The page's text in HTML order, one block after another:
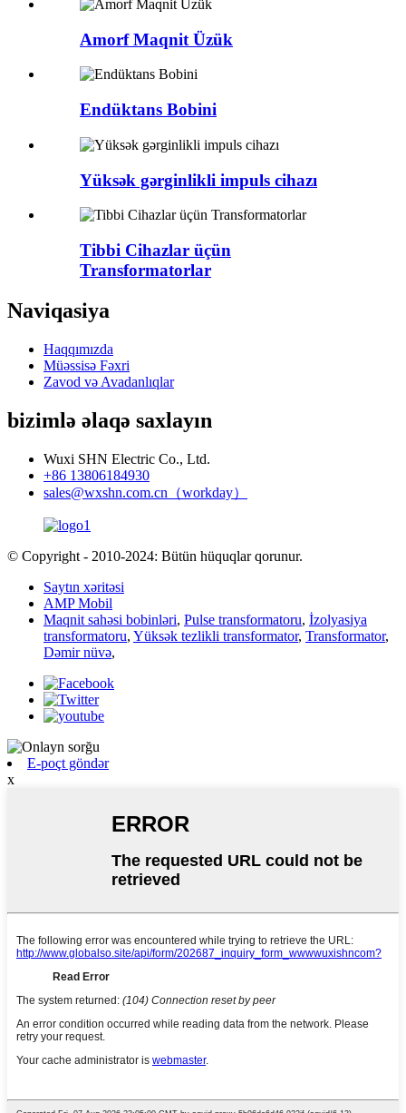
Amorf Maqnit Üzük
Endüktans Bobini
Yüksək gərginlikli impuls cihazı
Tibbi Cihazlar üçün
Transformatorlar
Naviqasiya
Haqqımızda
Müəssisə Fəxri
Zavod və Avadanlıqlar
bizimlə əlaqə saxlayın
Wuxi SHN Electric Co., Ltd.
+86 13806184930
sales@wxshn.com.cn（workday）
© Copyright - 2010-2024: Bütün hüquqlar qorunur.
Saytın xəritəsi
AMP Mobil
Maqnit sahəsi bobinləri, Pulse transformatoru, İzolyasiya
transformatoru, Yüksək tezlikli transformator, Transformator,
Dəmir nüvə,
E-poçt göndər
x